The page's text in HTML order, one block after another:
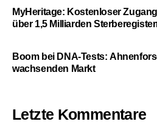
MyHeritage: Kostenloser
über 1,5 Milliarden
Boom bei DNA-Tests:
wachsenden Markt
Letzte Kommentare